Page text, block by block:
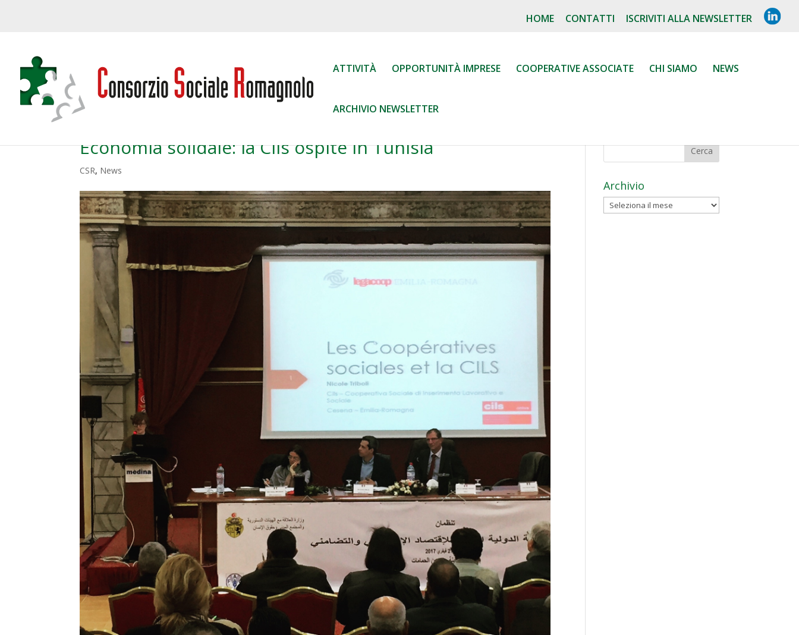
HOME CONTATTI ISCRIVITI ALLA NEWSLETTER
L
I
ATTIVITÀ OPPORTUNITÀ IMPRESE COOPERATIVE ASSOCIATE CHI SIAMO NEWS
ARCHIVIO NEWSLETTER
Economia solidale: la Cils ospite in Tunisia
CSR, News
Archivio
Archivio